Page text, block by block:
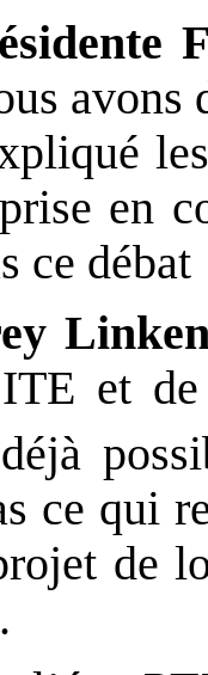
avons
en
ce débat
et de
ce qui
de